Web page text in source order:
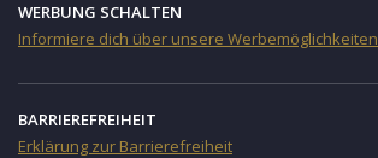
WERBUNG SCHALTEN
Informiere dich über unsere Werbemöglichkeiten
BARRIEREFREIHEIT
Erklärung zur Barrierefreiheit